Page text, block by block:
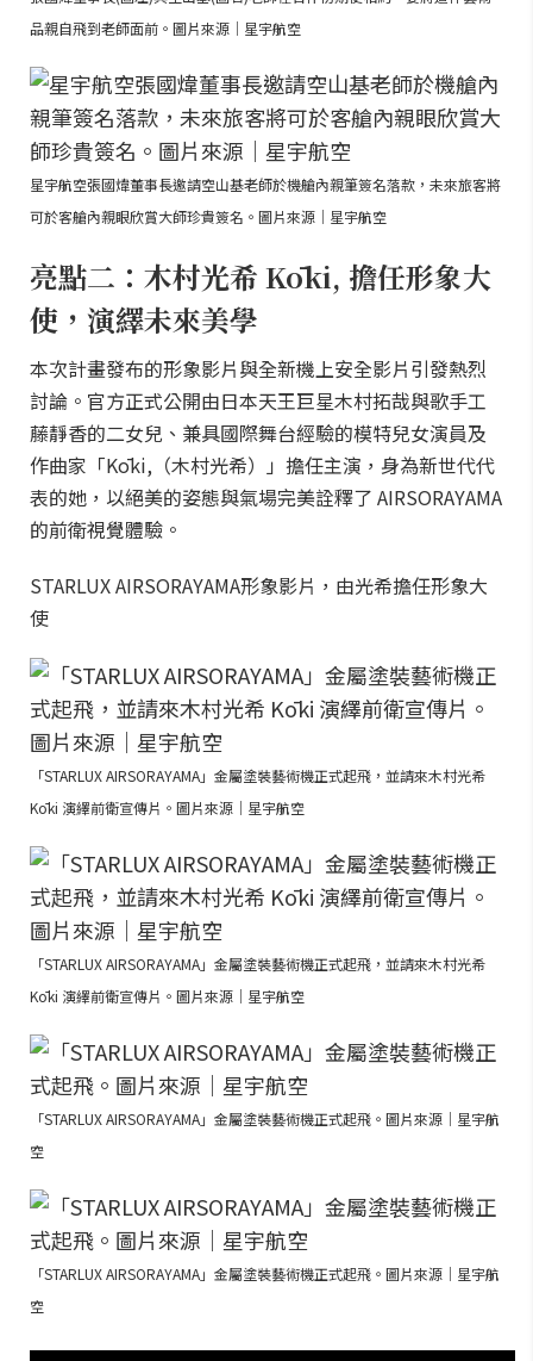
品親自飛到老師面前。圖片來源｜星宇航空
星宇航空張國煒董事長邀請空山基老師於機艙內親筆簽名落款，未來旅客將
可於客艙內親眼欣賞大師珍貴簽名。圖片來源｜星宇航空
亮點二：木村光希 Kōki, 擔任形象大
使，演繹未來美學
本次計畫發布的形象影片與全新機上安全影片引發熱烈
討論。官方正式公開由日本天王巨星木村拓哉與歌手工
藤靜香的二女兒、兼具國際舞台經驗的模特兒女演員及
作曲家「Kōki,（木村光希）」擔任主演，身為新世代代
表的她，以絕美的姿態與氣場完美詮釋了 AIRSORAYAMA
的前衛視覺體驗。
STARLUX AIRSORAYAMA形象影片，由光希擔任形象大
使
「STARLUX AIRSORAYAMA」金屬塗裝藝術機正式起飛，並請來木村光希
Kōki 演繹前衛宣傳片。圖片來源｜星宇航空
「STARLUX AIRSORAYAMA」金屬塗裝藝術機正式起飛，並請來木村光希
Kōki 演繹前衛宣傳片。圖片來源｜星宇航空
「STARLUX AIRSORAYAMA」金屬塗裝藝術機正式起飛。圖片來源｜星宇航
空
「STARLUX AIRSORAYAMA」金屬塗裝藝術機正式起飛。圖片來源｜星宇航
空